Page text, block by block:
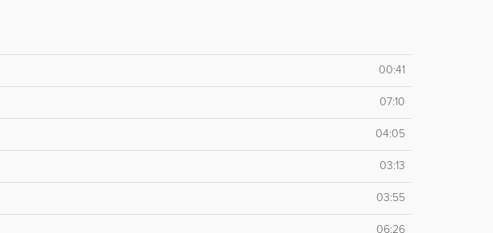
00:41
07:10
04:05
03:13
03:55
06:26